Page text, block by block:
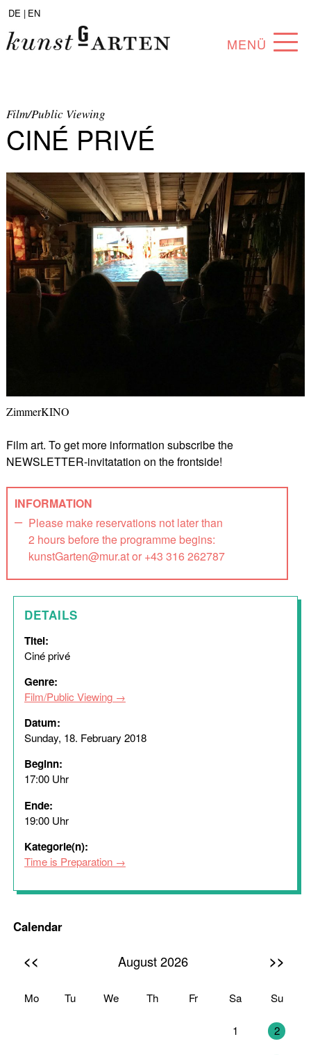
DE | EN
MENÜ
COLLECTION
ARTISTS
PARTNERS
ANGEBOTE
Film/Public Viewing
CINÉ PRIVÉ
ZimmerKINO
Film art. To get more information subscribe the
NEWSLETTER-invitatation on the frontside!
INFORMATION
Please make reservations not later than
2 hours before the programme begins:
kunstGarten@mur.at or +43 316 262787
DETAILS
Titel:
Ciné privé
Genre:
Film/Public Viewing
Datum:
Sunday, 18. February 2018
Beginn:
17:00 Uhr
Ende:
19:00 Uhr
Kategorie(n):
Time is Preparation
Calendar
<< August 2026 >>
Mo Tu We Th Fr Sa Su
1 2